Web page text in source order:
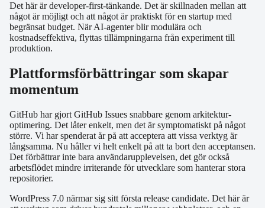
Det här är developer-first-tänkande. Det är skillnaden mellan att
något är möjligt och att något är praktiskt för en startup med
begränsat budget. När AI-agenter blir modulära och
kostnadseffektiva, flyttas tillämpningarna från experiment till
produktion.
Plattformsförbättringar som skapar
momentum
GitHub har gjort GitHub Issues snabbare genom arkitektur-
optimering. Det låter enkelt, men det är symptomatiskt på något
större. Vi har spenderat år på att acceptera att vissa verktyg är
långsamma. Nu håller vi helt enkelt på att ta bort den acceptansen.
Det förbättrar inte bara användarupplevelsen, det gör också
arbetsflödet mindre irriterande för utvecklare som hanterar stora
repositorier.
WordPress 7.0 närmar sig sitt första release candidate. Det här är